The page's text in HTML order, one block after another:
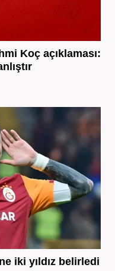
Koç açıklaması:
iki yıldız belirledi